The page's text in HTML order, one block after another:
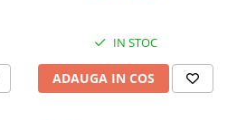
IN STOC
ADAUGA IN COS